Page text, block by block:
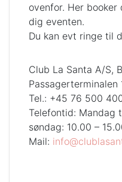
ovenfor. Her
dig eventen.
Du kan evt ringe til
Club La Santa A/S,
Passagerterminalen
Tel.: +45 76 500
Telefontid: Mandag
søndag: 10.00 –
Mail: